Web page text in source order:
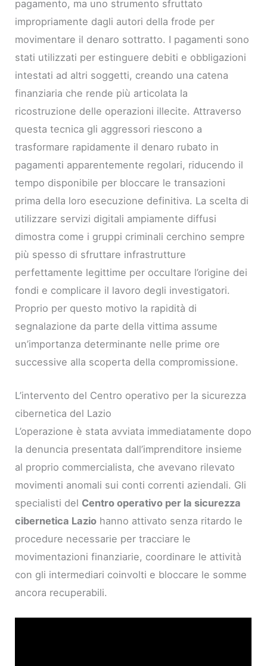
pagamento, ma uno strumento sfruttato
impropriamente dagli autori della frode per
movimentare il denaro sottratto. I pagamenti sono
stati utilizzati per estinguere debiti e obbligazioni
intestati ad altri soggetti, creando una catena
finanziaria che rende più articolata la
ricostruzione delle operazioni illecite. Attraverso
questa tecnica gli aggressori riescono a
trasformare rapidamente il denaro rubato in
pagamenti apparentemente regolari, riducendo il
tempo disponibile per bloccare le transazioni
prima della loro esecuzione definitiva. La scelta di
utilizzare servizi digitali ampiamente diffusi
dimostra come i gruppi criminali cerchino sempre
più spesso di sfruttare infrastrutture
perfettamente legittime per occultare l’origine dei
fondi e complicare il lavoro degli investigatori.
Proprio per questo motivo la rapidità di
segnalazione da parte della vittima assume
un’importanza determinante nelle prime ore
successive alla scoperta della compromissione.
L’intervento del Centro operativo per la sicurezza
cibernetica del Lazio
L’operazione è stata avviata immediatamente dopo
la denuncia presentata dall’imprenditore insieme
al proprio commercialista, che avevano rilevato
movimenti anomali sui conti correnti aziendali. Gli
specialisti del Centro operativo per la sicurezza
cibernetica Lazio hanno attivato senza ritardo le
procedure necessarie per tracciare le
movimentazioni finanziarie, coordinare le attività
con gli intermediari coinvolti e bloccare le somme
ancora recuperabili.